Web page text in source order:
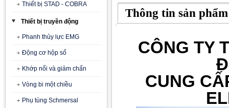
Thiết bị STAD - COBRA
Thiết bị truyền động
Phanh thủy lực EMG
Động cơ hộp số
Khớp nối và giảm chấn
Vòng bi một chiều
Phụ tùng Schmersal
Thông tin sản phẩm
CÔNG TY
CUNG